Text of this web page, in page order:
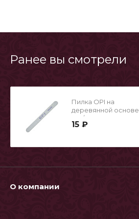
Ранее вы смотрели
Пилка OPI на
деревянной основе
180/240
15 ₽
О компании